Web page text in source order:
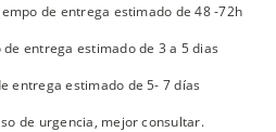
de entrega estimado de 48 -72h
entrega estimado de 3 a 5 dias
entrega estimado de 5- 7 días
de urgencia, mejor consultar.